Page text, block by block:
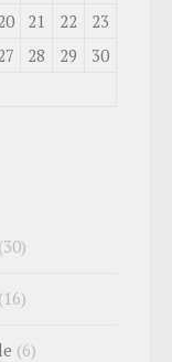
21 22
23
28 29
30
(30)
(16)
(6)